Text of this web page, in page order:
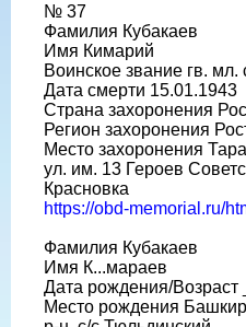
№ 37
Фамилия Кубакаев
Имя Кимарий
Воинское звание гв. мл.
Дата смерти 15.01.1943
Страна захоронения
Регион захоронения
Место захоронения
ул. им. 13 Героев
Красновка
https://obd-memorial.ru/
Фамилия Кубакаев
Имя К...мараев
Дата рождения/Возраст
Место рождения